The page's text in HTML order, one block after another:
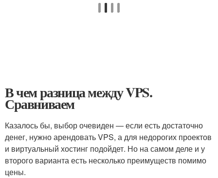
В чем разница между VPS.
Сравниваем
Казалось бы, выбор очевиден — если есть достаточно
денег, нужно арендовать VPS, а для недорогих проектов
и виртуальный хостинг подойдет. Но на самом деле и у
второго варианта есть несколько преимуществ помимо
цены.